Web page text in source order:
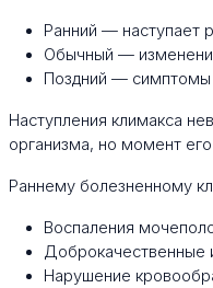
Ранний — наступает
Обычный —
Поздний — симптомы
Наступления климакса
организма, но момент
Раннему болезненному
Воспаления
Доброкачественные
Нарушение